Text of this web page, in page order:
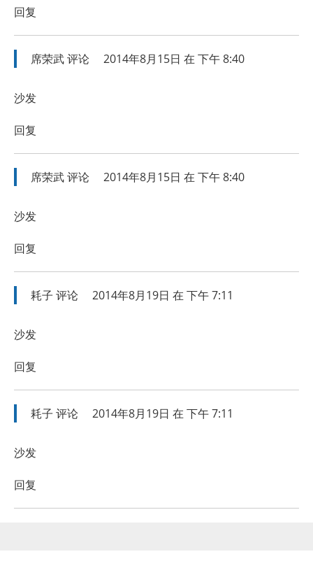
回复
席荣武评论 2014年8月15日 在 下午 8:40
沙发
回复
席荣武评论 2014年8月15日 在 下午 8:40
沙发
回复
耗子 评论 2014年8月19日 在 下午 7:11
沙发
回复
耗子 评论 2014年8月19日 在 下午 7:11
沙发
回复